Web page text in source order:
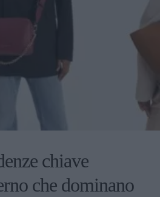
chiave
che dominano